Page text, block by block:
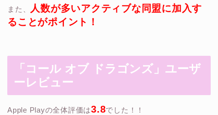
また、
人数が多いアクティブな同盟に加入す
ることがポイント！
「コール オブ ドラゴンズ 」ユーザ
ーレビュー
Apple Playの全体評価は3.8でした！！